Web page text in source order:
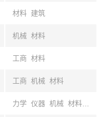
材料 建筑
机械 材料
工商 材料
工商 机械 材料
力学 仪器 机械 材料 电气